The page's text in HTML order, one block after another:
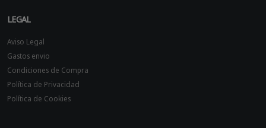
LEGAL
Aviso Legal
Gastos envio
Condiciones de Compra
Política de Privacidad
Política de Cookies